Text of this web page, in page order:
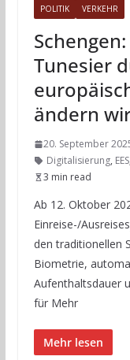
POLITIK VERKEHR
Tunesier
ändern
20. September
Digitalisierung, EES,
3 min read
Ab 12. Oktober
Einreise-/
den traditionellen
Biometrie,
Aufenthaltsdauer
für Mehr
Mehr lesen